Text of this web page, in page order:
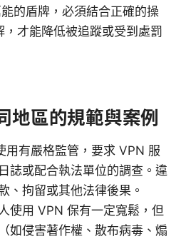
的盾牌，必須結合正確的操
才能降低被追蹤或受到處罰
地區的規範與案例
用有嚴格監管，要求 VPN 服
誌或配合執法單位的調查。違
、拘留或其他法律後果。
使用 VPN 保有一定寬鬆，但
如侵害著作權、散布病毒、煽